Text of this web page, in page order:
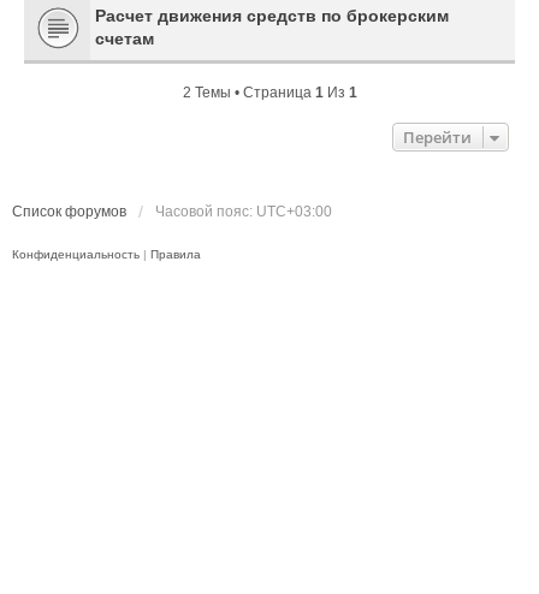
Расчет движения средств по брокерским
счетам
2 Темы • Страница 1Из 1
Перейти
Список форумов Часовой пояс: UTC+03:00
Конфиденциальность | Правила